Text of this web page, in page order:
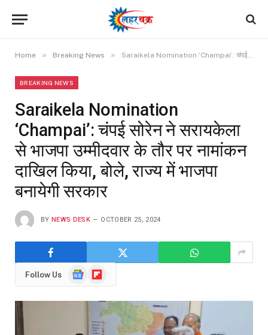
Home » Breaking News » Saraikela Nomination ‘Champai’: चंपई सोरेन ने सरायकेला से भाजपा उम्मीदवार के तौर पर नामांकन दाखिल किया, बोले, राज्य में भाजपा बनायेगी सरकार
BREAKING NEWS
Saraikela Nomination
‘Champai’: चंपई सोरेन ने सरायकेला
से भाजपा उम्मीदवार के तौर पर नामांकन
दाखिल किया, बोले, राज्य में भाजपा
बनायेगी सरकार
BY NEWS DESK OCTOBER 25, 2024
Follow Us
GoogleFlipboard